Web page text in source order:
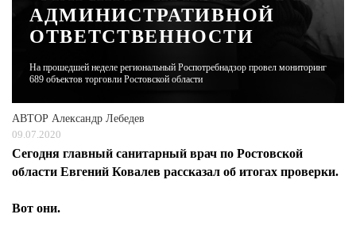
ЖУРНАЛ
АДМИНИСТРАТИВНОЙ
ОТВЕТСТВЕННОСТИ
На прошедшей неделе региональный Роспотребнадзор провел мониторинг
689 объектов торговли Ростовской области
АВТОР Александр Лебедев
09.07.2020
Сегодня главный санитарный врач по Ростовской
области Евгений Ковалев рассказал об итогах проверки.
Вот они.